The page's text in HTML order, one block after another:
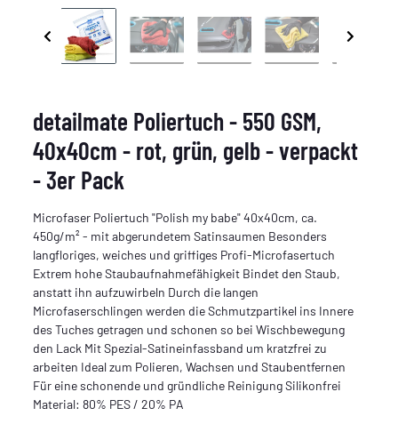
detailmate Poliertuch - 550 GSM,
40x40cm - rot, grün, gelb - verpackt
- 3er Pack
Microfaser Poliertuch "Polish my babe" 40x40cm, ca.
450g/m² - mit abgerundetem Satinsaumen Besonders
langfloriges, weiches und griffiges Profi-Microfasertuch
Extrem hohe Staubaufnahmefähigkeit Bindet den Staub,
anstatt ihn aufzuwirbeln Durch die langen
Microfaserschlingen werden die Schmutzpartikel ins Innere
des Tuches getragen und schonen so bei Wischbewegung
den Lack Mit Spezial-Satineinfassband um kratzfrei zu
arbeiten Ideal zum Polieren, Wachsen und Staubentfernen
Für eine schonende und gründliche Reinigung Silikonfrei
Material: 80% PES / 20% PA